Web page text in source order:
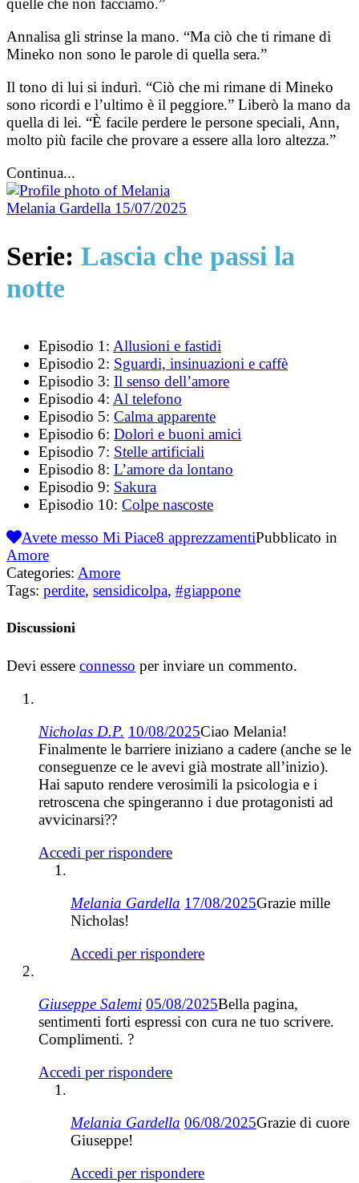
quelle che non facciamo.”
Annalisa gli strinse la mano. “Ma ciò che ti rimane di
Mineko non sono le parole di quella sera.”
Il tono di lui si indurì. “Ciò che mi rimane di Mineko
sono ricordi e l’ultimo è il peggiore.” Liberò la mano da
quella di lei. “È facile perdere le persone speciali, Ann,
molto più facile che provare a essere alla loro altezza.”
Continua...
Melania Gardella 15/07/2025
Serie: Lascia che passi la
notte
Episodio 1: Allusioni e fastidi
Episodio 2: Sguardi, insinuazioni e caffè
Episodio 3: Il senso dell’amore
Episodio 4: Al telefono
Episodio 5: Calma apparente
Episodio 6: Dolori e buoni amici
Episodio 7: Stelle artificiali
Episodio 8: L’amore da lontano
Episodio 9: Sakura
Episodio 10: Colpe nascoste
Avete messo Mi Piace8 apprezzamentiPubblicato in
Amore
Categories: Amore
Tags: perdite, sensidicolpa, #giappone
Discussioni
Devi essere connesso per inviare un commento.
Nicholas D.P. 10/08/2025Ciao Melania!
Finalmente le barriere iniziano a cadere (anche se le
conseguenze ce le avevi già mostrate all’inizio).
Hai saputo rendere verosimili la psicologia e i
retroscena che spingeranno i due protagonisti ad
avvicinarsi??
Accedi per rispondere
Melania Gardella 17/08/2025Grazie mille
Nicholas!
Accedi per rispondere
Giuseppe Salemi 05/08/2025Bella pagina,
sentimenti forti espressi con cura ne tuo scrivere.
Complimenti. ?
Accedi per rispondere
Melania Gardella 06/08/2025Grazie di cuore
Giuseppe!
Accedi per rispondere